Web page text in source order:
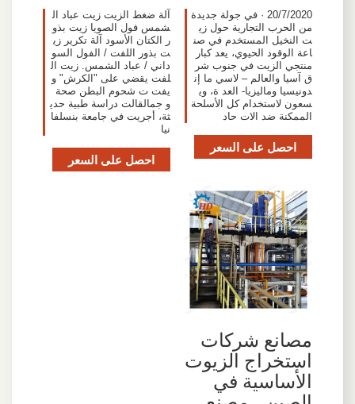
20/7/2020 · في جولة جديدة
من الحرب التجارية حول زي
ت النخيل المستخدم في صن
اعة الوقود الحيوي، يعد كبار
منتجي الزيت في جنوب شر
ق آسيا والعالم – لاسي ما إن
دونيسيا وماليزيا- العد ة، وي
سعون لاستخدام كل الأسلحة
الممكنة ضد الات حاد
احصل على السعر
آلة ضغط الزيت زيت عباد ال
شمس فول الصويا زيت بذو
ر الكتان الأسود آلة تكرير زي
ت بذور اللفت / الفول السو
داني / عباد الشمس. زيت ال
لفت يقضي على "الكرش" و
يفت ت شحوم البطن صحة
و جمالقالت دراسة طبية حدي
ثة، أجريت في جامعة بنسلفا
نيا
احصل على السعر
مصانع شركات
استخراج الزيوت
الأساسية في